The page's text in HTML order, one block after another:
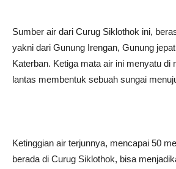
Sumber air dari Curug Siklothok ini,
yakni dari Gunung Irengan, Gunung
Katerban. Ketiga mata air ini menyatu di
lantas membentuk sebuah sungai
Ketinggian air terjunnya, mencapai 50
berada di Curug Siklothok, bisa